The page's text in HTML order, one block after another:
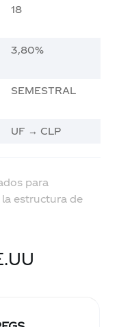
18
3,80%
SEMESTRAL
UF → CLP
para
estructura de